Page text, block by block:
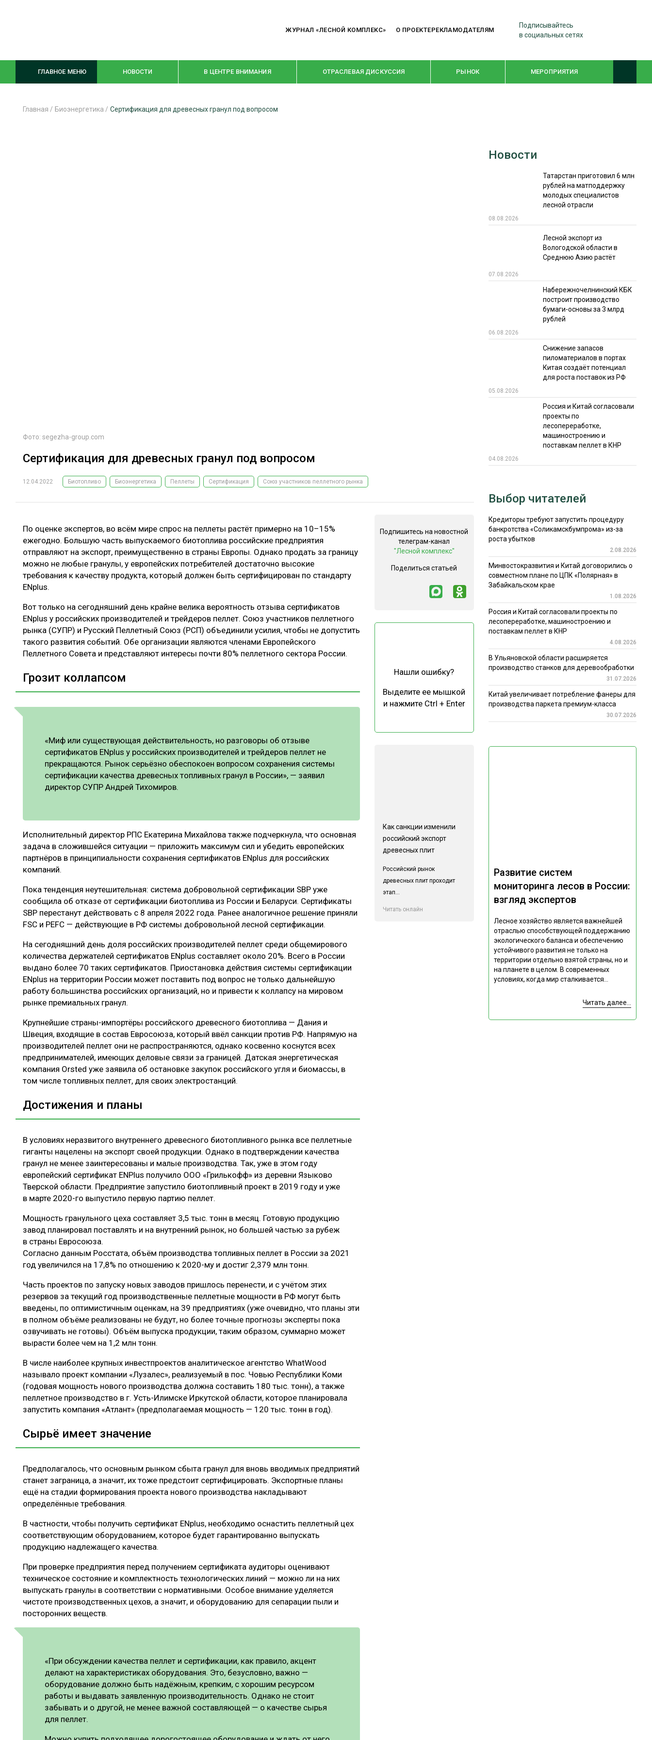
ЖУРНАЛ «ЛЕСНОЙ КОМПЛЕКС» О ПРОЕКТЕРЕКЛАМОДАТЕЛЯМ
Подписывайтесь
в социальных сетях
ГЛАВНОЕ МЕНЮ НОВОСТИ В ЦЕНТРЕ ВНИМАНИЯ ОТРАСЛЕВАЯ ДИСКУССИЯ РЫНОК МЕРОПРИЯТИЯ
WOODEX-2021
СУШКА ДРЕВЕСИНЫ
ИТОГИ МЕРОПРИЯТИЙ
Главная / Биоэнергетика / Сертификация для древесных гранул под вопросом
Фото: segezha-group.com
Сертификация для древесных гранул под вопросом
12.04.2022 Биотопливо Биоэнергетика Пеллеты Сертификация Союз участников пеллетного рынка
По оценке экспертов, во всём мире спрос на пеллеты растёт примерно на 10–15%
ежегодно. Большую часть выпускаемого биотоплива российские предприятия
отправляют на экспорт, преимущественно в страны Европы. Однако продать за границу
можно не любые гранулы, у европейских потребителей достаточно высокие
требования к качеству продукта, который должен быть сертифицирован по стандарту
ENplus.
Вот только на сегодняшний день крайне велика вероятность отзыва сертификатов
ENplus у российских производителей и трейдеров пеллет. Союз участников пеллетного
рынка (СУПР) и Русский Пеллетный Союз (РСП) объединили усилия, чтобы не допустить
такого развития событий. Обе организации являются членами Европейского
Пеллетного Совета и представляют интересы почти 80% пеллетного сектора России.
Грозит коллапсом
«Миф или существующая действительность, но разговоры об отзыве
сертификатов ENplus у российских производителей и трейдеров пеллет не
прекращаются. Рынок серьёзно обеспокоен вопросом сохранения системы
сертификации качества древесных топливных гранул в России», — заявил
директор СУПР Андрей Тихомиров.
Исполнительный директор РПС Екатерина Михайлова также подчеркнула, что основная
задача в сложившейся ситуации — приложить максимум сил и убедить европейских
партнёров в принципиальности сохранения сертификатов ENplus для российских
компаний.
Пока тенденция неутешительная: система добровольной сертификации SBP уже
сообщила об отказе от сертификации биотоплива из России и Беларуси. Сертификаты
SBP перестанут действовать с 8 апреля 2022 года. Ранее аналогичное решение приняли
FSC и PEFC — действующие в РФ системы добровольной лесной сертификации.
На сегодняшний день доля российских производителей пеллет среди общемирового
количества держателей сертификатов ENplus составляет около 20%. Всего в России
выдано более 70 таких сертификатов. Приостановка действия системы сертификации
ENplus на территории России может поставить под вопрос не только дальнейшую
работу большинства российских организаций, но и привести к коллапсу на мировом
рынке премиальных гранул.
Крупнейшие страны-импортёры российского древесного биотоплива — Дания и
Швеция, входящие в состав Евросоюза, который ввёл санкции против РФ. Напрямую на
производителей пеллет они не распространяются, однако косвенно коснутся всех
предпринимателей, имеющих деловые связи за границей. Датская энергетическая
компания Orsted уже заявила об остановке закупок российского угля и биомассы, в
том числе топливных пеллет, для своих электростанций.
Достижения и планы
В условиях неразвитого внутреннего древесного биотопливного рынка все пеллетные
гиганты нацелены на экспорт своей продукции. Однако в подтверждении качества
гранул не менее заинтересованы и малые производства. Так, уже в этом году
европейский сертификат ENPlus получило ООО «Грилькофф» из деревни Языково
Тверской области. Предприятие запустило биотопливный проект в 2019 году и уже
в марте 2020-го выпустило первую партию пеллет.
Мощность гранульного цеха составляет 3,5 тыс. тонн в месяц. Готовую продукцию
завод планировал поставлять и на внутренний рынок, но большей частью за рубеж
в страны Евросоюза.
Согласно данным Росстата, объём производства топливных пеллет в России за 2021
год увеличился на 17,8% по отношению к 2020-му и достиг 2,379 млн тонн.
Часть проектов по запуску новых заводов пришлось перенести, и с учётом этих
резервов за текущий год производственные пеллетные мощности в РФ могут быть
введены, по оптимистичным оценкам, на 39 предприятиях (уже очевидно, что планы эти
в полном объёме реализованы не будут, но более точные прогнозы эксперты пока
озвучивать не готовы). Объём выпуска продукции, таким образом, суммарно может
вырасти более чем на 1,2 млн тонн.
В числе наиболее крупных инвестпроектов аналитическое агентство WhatWood
называло проект компании «Лузалес», реализуемый в пос. Човью Республики Коми
(годовая мощность нового производства должна составить 180 тыс. тонн), а также
пеллетное производство в г. Усть-Илимске Иркутской области, которое планировала
запустить компания «Атлант» (предполагаемая мощность — 120 тыс. тонн в год).
Сырьё имеет значение
Предполагалось, что основным рынком сбыта гранул для вновь вводимых предприятий
станет заграница, а значит, их тоже предстоит сертифицировать. Экспортные планы
ещё на стадии формирования проекта нового производства накладывают
определённые требования.
В частности, чтобы получить сертификат ENplus, необходимо оснастить пеллетный цех
соответствующим оборудованием, которое будет гарантированно выпускать
продукцию надлежащего качества.
При проверке предприятия перед получением сертификата аудиторы оценивают
техническое состояние и комплектность технологических линий — можно ли на них
выпускать гранулы в соответствии с нормативными. Особое внимание уделяется
чистоте производственных цехов, а значит, и оборудованию для сепарации пыли и
посторонних веществ.
«При обсуждении качества пеллет и сертификации, как правило, акцент
делают на характеристиках оборудования. Это, безусловно, важно —
оборудование должно быть надёжным, крепким, с хорошим ресурсом
работы и выдавать заявленную производительность. Однако не стоит
забывать и о другой, не менее важной составляющей — о качестве сырья
для пеллет.
Подпишитесь на новостной
телеграм-канал
"Лесной комплекс"
Поделиться статьей
Нашли ошибку?
Выделите ее мышкой
и нажмите Ctrl + Enter
Как санкции изменили
российский экспорт
древесных плит
Российский рынок
древесных плит проходит
этап...
Читать онлайн
Новости
Татарстан приготовил 6 млн
рублей на матподдержку
молодых специалистов
лесной отрасли
08.08.2026
Лесной экспорт из
Вологодской области в
Среднюю Азию растёт
07.08.2026
Набережночелнинский КБК
построит производство
бумаги-основы за 3 млрд
рублей
06.08.2026
Снижение запасов
пиломатериалов в портах
Китая создаёт потенциал
для роста поставок из РФ
05.08.2026
Россия и Китай согласовали
проекты по
лесопереработке,
машиностроению и
поставкам пеллет в КНР
04.08.2026
Развитие систем
мониторинга лесов в России:
взгляд экспертов
Лесное хозяйство является важнейшей
отраслью способствующей поддержанию
экологического баланса и обеспечению
устойчивого развития не только на
территории отдельно взятой страны, но и
на планете в целом. В современных
условиях, когда мир сталкивается...
Читать далее...
Выбор читателей
Кредиторы требуют запустить процедуру
банкротства «Соликамскбумпрома» из-за
роста убытков
2.08.2026
Минвостокразвития и Китай договорились о
совместном плане по ЦПК «Полярная» в
Забайкальском крае
1.08.2026
Россия и Китай согласовали проекты по
лесопереработке, машиностроению и
поставкам пеллет в КНР
4.08.2026
В Ульяновской области расширяется
производство станков для деревообработки
31.07.2026
Китай увеличивает потребление фанеры для
производства паркета премиум-класса
30.07.2026